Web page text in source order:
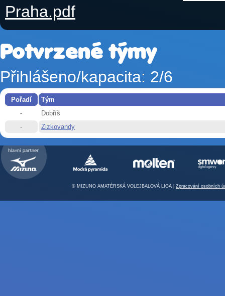
Praha.pdf
Potvrzené týmy
Přihlášeno/kapacita: 2/6
Pořadí
Tým
-
Dobříš
-
Zizkovandy
© MIZUNO AMATÉRSKÁ VOLEJBALOVÁ LIGA | Zpracování osobních